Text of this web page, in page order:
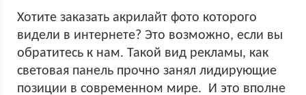
Хотите заказать акрилайт фото которого
видели в интернете? Это возможно, если вы
обратитесь к нам. Такой вид рекламы, как
световая панель прочно занял лидирующие
позиции в современном мире. И это вполне